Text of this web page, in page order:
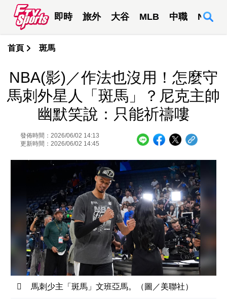
即時 旅外 大谷 MLB 中職 NBA
首頁 斑馬
NBA(影)／作法也沒用！怎麼守
馬刺外星人「斑馬」？尼克主帥
幽默笑說：只能祈禱嘍
發佈時間：2026/06/02 14:13
更新時間：2026/06/02 14:45
馬刺少主「斑馬」文班亞馬。（圖／美聯社）